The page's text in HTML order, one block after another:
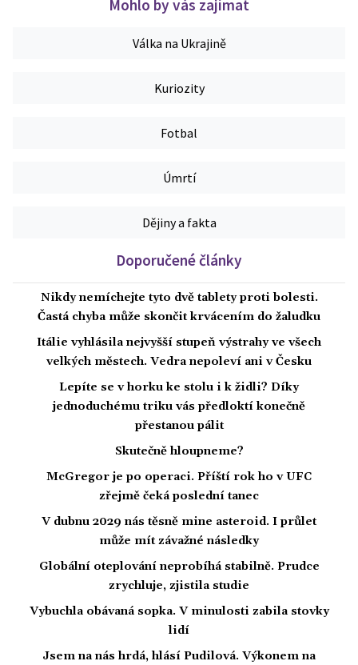
Mohlo by vás zajímat
Válka na Ukrajině
Kuriozity
Fotbal
Úmrtí
Dějiny a fakta
Doporučené články
Nikdy nemíchejte tyto dvě tablety proti bolesti.
Častá chyba může skončit krvácením do žaludku
Itálie vyhlásila nejvyšší stupeň výstrahy ve všech
velkých městech. Vedra nepoleví ani v Česku
Lepíte se v horku ke stolu i k židli? Díky
jednoduchému triku vás předloktí konečně
přestanou pálit
Skutečně hloupneme?
McGregor je po operaci. Příští rok ho v UFC
zřejmě čeká poslední tanec
V dubnu 2029 nás těsně mine asteroid. I průlet
může mít závažné následky
Globální oteplování neprobíhá stabilně. Prudce
zrychluje, zjistila studie
Vybuchla obávaná sopka. V minulosti zabila stovky
lidí
Jsem na nás hrdá, hlásí Pudilová. Výkonem na